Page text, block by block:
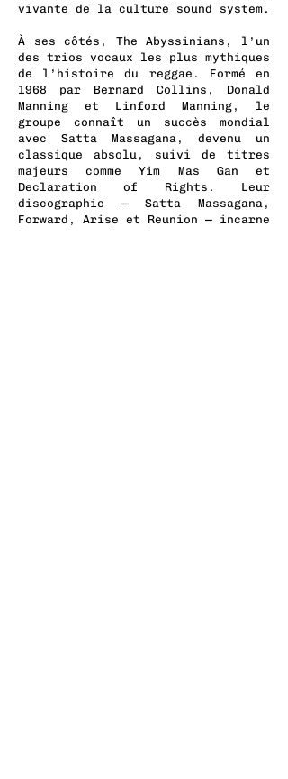
vivante de la culture sound system.
À ses côtés, The Abyssinians, l’un
des trios vocaux les plus mythiques
de l’histoire du reggae. Formé en
1968 par Bernard Collins, Donald
Manning et Linford Manning, le
groupe connaît un succès mondial
avec Satta Massagana, devenu un
classique absolu, suivi de titres
majeurs comme Yim Mas Gan et
Declaration of Rights. Leur
discographie — Satta Massagana,
Forward, Arise et Reunion — incarne
l’essence même du roots reggae